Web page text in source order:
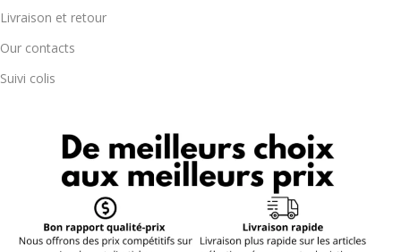
Livraison et retour
Our contacts
Suivi colis